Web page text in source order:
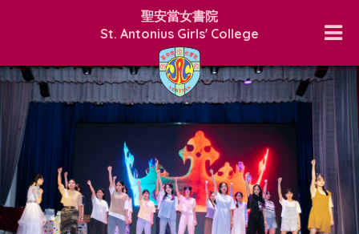
聖安當女書院
St. Antonius Girls' College